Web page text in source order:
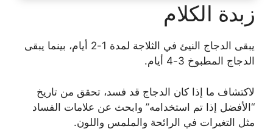
زبدة الكلام
يبقى الدجاج النيئ في الثلاجة لمدة 1-2 أيام، بينما يبقى
الدجاج المطبوخ 3-4 أيام.
لاكتشاف ما إذا كان الدجاج قد فسد، تحقق من تاريخ
“الأفضل إذا تم استخدامه” وابحث عن علامات الفساد
مثل التغيرات في الرائحة والملمس واللون.